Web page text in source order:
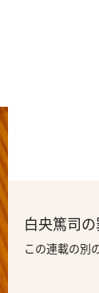
白央篤司
この連載の別